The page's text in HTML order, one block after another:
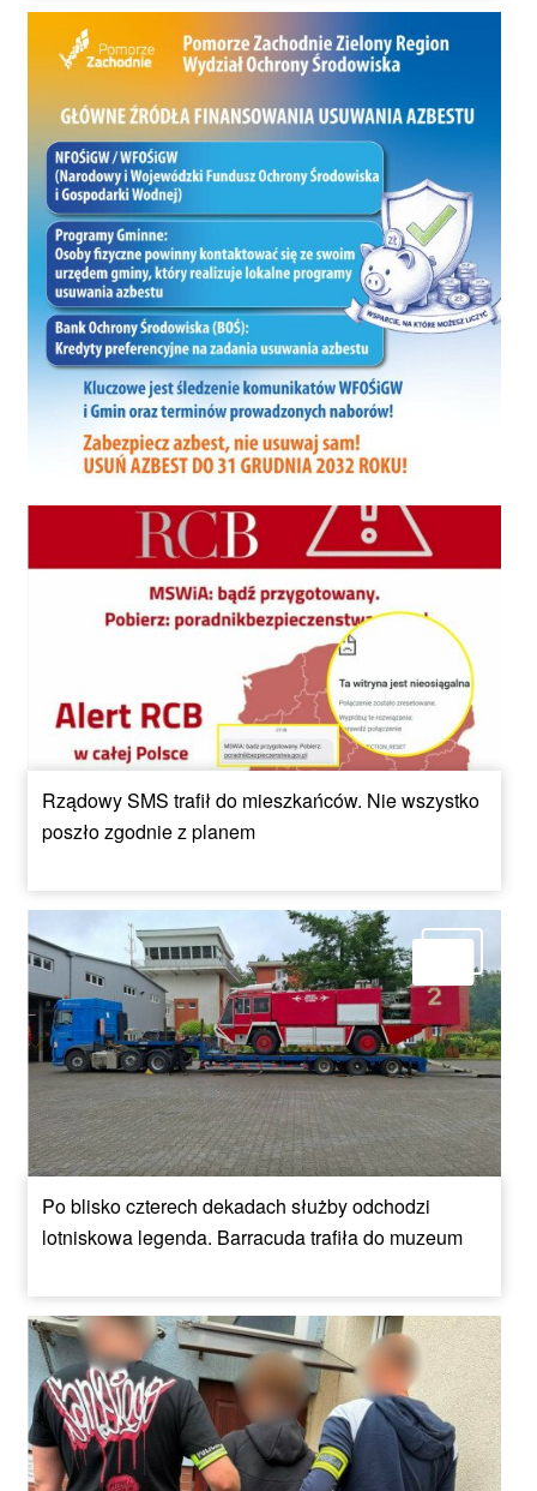
Rządowy SMS trafił do mieszkańców. Nie wszystko
poszło zgodnie z planem
Po blisko czterech dekadach służby odchodzi
lotniskowa legenda. Barracuda trafiła do muzeum